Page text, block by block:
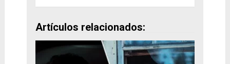
Artículos relacionados: